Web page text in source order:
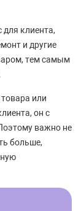
клиента,
и другие
тем самым
или
он с
важно не
больше,